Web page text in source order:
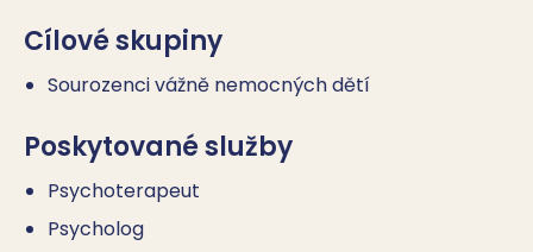
Cílové skupiny
Sourozenci vážně nemocných dětí
Poskytované služby
Psychoterapeut
Psycholog